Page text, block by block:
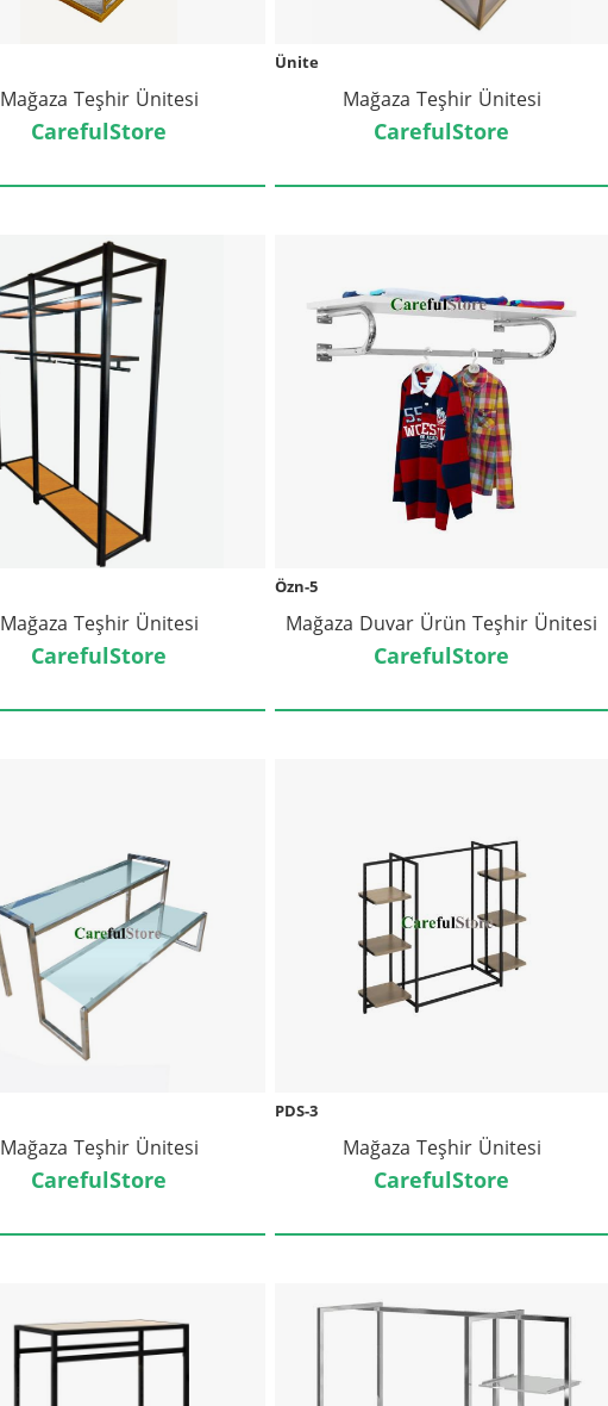
Mağaza Teşhir Ünitesi
CarefulStore
Ünite
Mağaza Teşhir Ünitesi
CarefulStore
Mağaza Teşhir Ünitesi
CarefulStore
Özn-5
Mağaza Duvar Ürün Teşhir Ünitesi
CarefulStore
Mağaza Teşhir Ünitesi
CarefulStore
PDS-3
Mağaza Teşhir Ünitesi
CarefulStore